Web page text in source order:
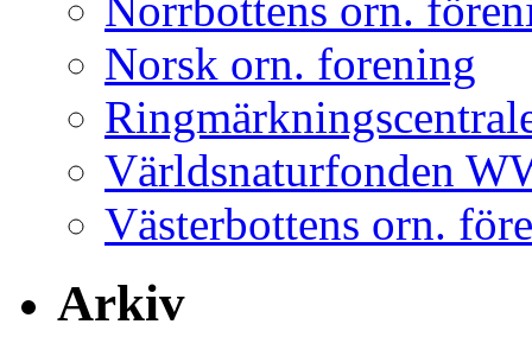
Norrbottens orn.
Norsk orn. forening
Världsnaturfonden
Västerbottens orn.
Arkiv